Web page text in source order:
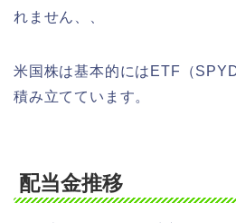
れません、、
米国株は基本的にはETF（
積み立てています。
配当金推移